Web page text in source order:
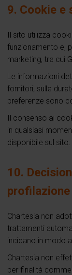
9. Cookie e
Il sito utilizza
funzionamento e,
marketing, tra cui
Le informazioni
fornitori, sulle
preferenze sono
Il consenso ai
in qualsiasi
disponibile sul sito.
10.
profilazione
Chartesia non
trattamenti
incidano in modo
Chartesia non
per finalità